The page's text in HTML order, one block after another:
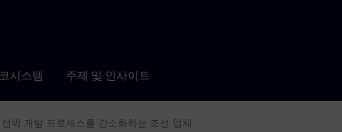
시스템 주제 및 인사이트
박 개발 프로세스를 간소화하는 조선 업체